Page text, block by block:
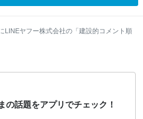
LINEヤフー株式会社の「建設的コメント順
の話題をアプリでチェック！